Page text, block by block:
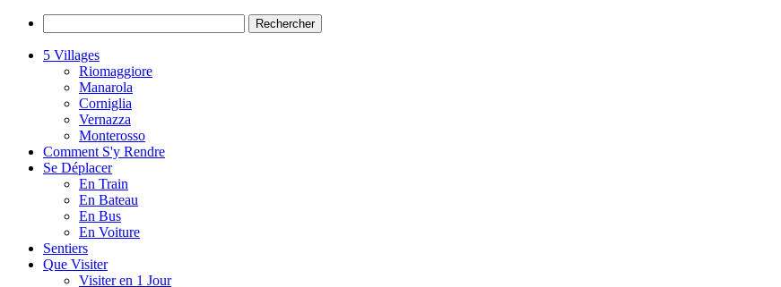
5 Villages
Riomaggiore
Manarola
Corniglia
Vernazza
Monterosso
Comment S'y Rendre
Se Déplacer
En Train
En Bateau
En Bus
En Voiture
Sentiers
Que Visiter
Visiter en 1 Jour